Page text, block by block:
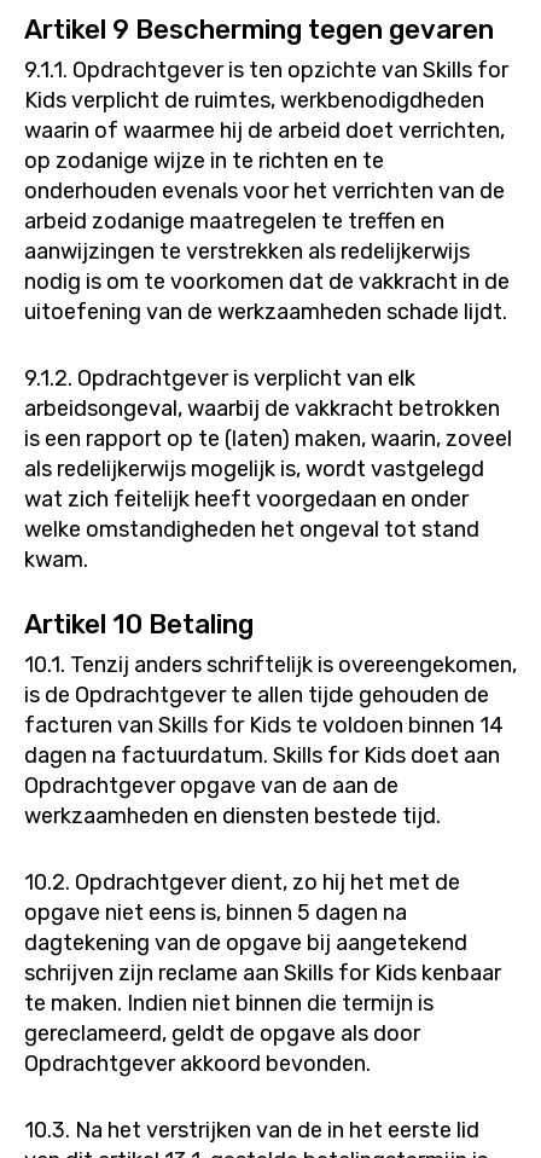
Artikel 9 Bescherming tegen gevaren
9.1.1. Opdrachtgever is ten opzichte van Skills for
Kids verplicht de ruimtes, werkbenodigdheden
waarin of waarmee hij de arbeid doet verrichten,
op zodanige wijze in te richten en te
onderhouden evenals voor het verrichten van de
arbeid zodanige maatregelen te treffen en
aanwijzingen te verstrekken als redelijkerwijs
nodig is om te voorkomen dat de vakkracht in de
uitoefening van de werkzaamheden schade lijdt.
9.1.2. Opdrachtgever is verplicht van elk
arbeidsongeval, waarbij de vakkracht betrokken
is een rapport op te (laten) maken, waarin, zoveel
als redelijkerwijs mogelijk is, wordt vastgelegd
wat zich feitelijk heeft voorgedaan en onder
welke omstandigheden het ongeval tot stand
kwam.
Artikel 10 Betaling
10.1. Tenzij anders schriftelijk is overeengekomen,
is de Opdrachtgever te allen tijde gehouden de
facturen van Skills for Kids te voldoen binnen 14
dagen na factuurdatum. Skills for Kids doet aan
Opdrachtgever opgave van de aan de
werkzaamheden en diensten bestede tijd.
10.2. Opdrachtgever dient, zo hij het met de
opgave niet eens is, binnen 5 dagen na
dagtekening van de opgave bij aangetekend
schrijven zijn reclame aan Skills for Kids kenbaar
te maken. Indien niet binnen die termijn is
gereclameerd, geldt de opgave als door
Opdrachtgever akkoord bevonden.
10.3. Na het verstrijken van de in het eerste lid